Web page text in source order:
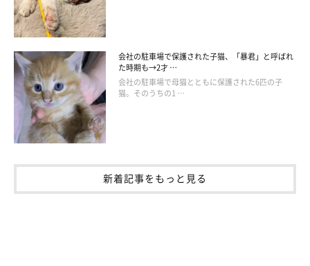
会社の駐車場で保護された子猫、「暴君」と呼ばれ
た時期も→2才 …
会社の駐車場で母猫とともに保護された6匹の子
猫。そのうちの1 …
新着記事をもっと見る